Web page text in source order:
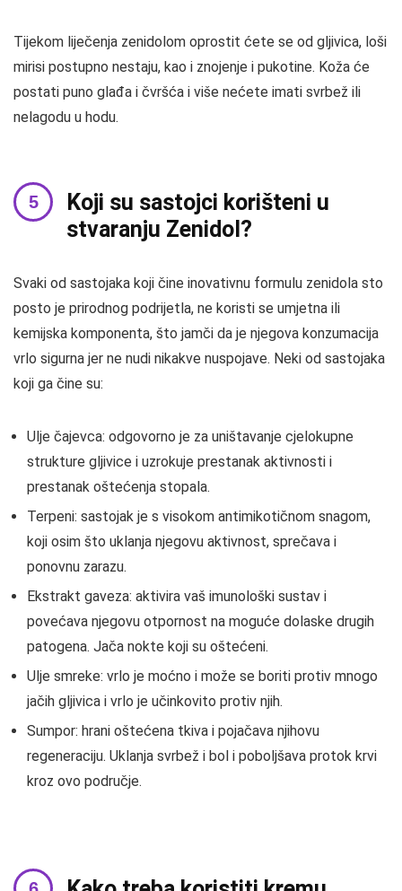
Tijekom liječenja zenidolom oprostit ćete se od gljivica, loši
mirisi postupno nestaju, kao i znojenje i pukotine. Koža će
postati puno glađa i čvršća i više nećete imati svrbež ili
nelagodu u hodu.
Koji su sastojci korišteni u
stvaranju Zenidol?
Svaki od sastojaka koji čine inovativnu formulu zenidola sto
posto je prirodnog podrijetla, ne koristi se umjetna ili
kemijska komponenta, što jamči da je njegova konzumacija
vrlo sigurna jer ne nudi nikakve nuspojave. Neki od sastojaka
koji ga čine su:
Ulje čajevca: odgovorno je za uništavanje cjelokupne
strukture gljivice i uzrokuje prestanak aktivnosti i
prestanak oštećenja stopala.
Terpeni: sastojak je s visokom antimikotičnom snagom,
koji osim što uklanja njegovu aktivnost, sprečava i
ponovnu zarazu.
Ekstrakt gaveza: aktivira vaš imunološki sustav i
povećava njegovu otpornost na moguće dolaske drugih
patogena. Jača nokte koji su oštećeni.
Ulje smreke: vrlo je moćno i može se boriti protiv mnogo
jačih gljivica i vrlo je učinkovito protiv njih.
Sumpor: hrani oštećena tkiva i pojačava njihovu
regeneraciju. Uklanja svrbež i bol i poboljšava protok krvi
kroz ovo područje.